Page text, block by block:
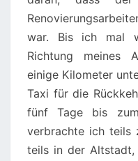
war. Bis ich mal
Richtung meines
einige Kilometer
Taxi für die
fünf Tage bis
verbrachte ich teils
teils in der